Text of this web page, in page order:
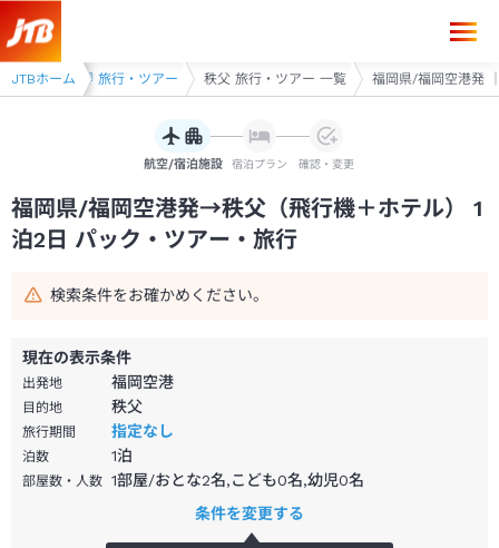
JTBホーム
秩父・長瀞 旅行・ツアー 秩父 旅行・ツアー 一覧 福岡県/福岡空港発
航空/宿泊施設 宿泊プラン 確認・変更
福岡県/福岡空港発→秩父（飛行機＋ホテル） 1
泊2日 パック・ツアー・旅行
検索条件をお確かめください。
現在の表示条件
出発地 福岡空港
目的地 秩父
旅行期間 指定なし
泊数 1泊
部屋数・人数 1部屋/おとな2名,こども0名,幼児0名
条件を変更する